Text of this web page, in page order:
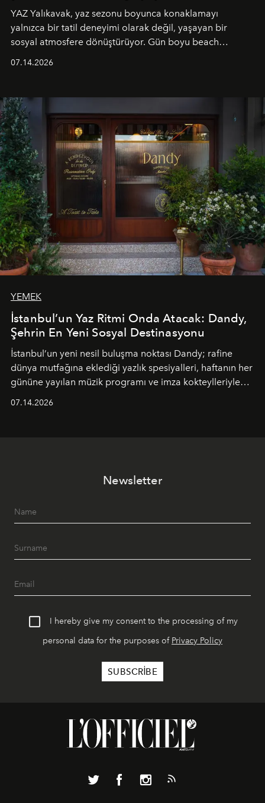
YAZ Yalıkavak, yaz sezonu boyunca konaklamayı
yalnızca bir tatil deneyimi olarak değil, yaşayan bir
sosyal atmosfere dönüştürüyor. Gün boyu beach
tematik gastronomi geceleri misafirlerle buluşuyor.
Paylaşıma, lezzete ve müziğe odaklanan bu özel
akşamlar, YAZ’ın sade lüks anlayışını gün batımından
geceye taşıyarak her hafta farklı bir deneyim sunuyor.
07.14.2026
YEMEK
İstanbul’un Yaz Ritmi Onda Atacak: Dandy,
Şehrin En Yeni Sosyal Destinasyonu
İstanbul’un yeni nesil buluşma noktası Dandy; rafine
dünya mutfağına eklediği yazlık spesiyalleri, haftanın her
gününe yayılan müzik programı ve imza kokteylleriyle
07.14.2026
Newsletter
I hereby give my consent to the processing of my
personal data for the purposes of Privacy Policy